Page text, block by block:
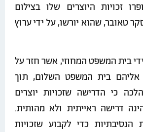
זכויות היוצרים שלו בצילום
טאובר, שהוא יורשו, על ידי ערוץ
בית המשפט המחוזי, אשר חזר על
אליהם בית המשפט השלום, תוך
כי הדרישה שזכויות יוצרים
דרישה ראייתית ולא מהותית.
הנסיבתיות כדי לקבוע שזכויות